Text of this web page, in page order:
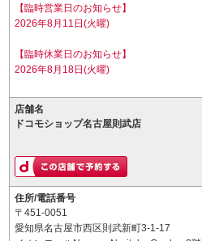
【臨時営業日のお知らせ】
2026年8月11日(火曜)
【臨時休業日のお知らせ】
2026年8月18日(火曜)
店舗名
ドコモショップ名古屋則武店
住所/電話番号
〒451-0051
愛知県名古屋市西区則武新町3-1-17